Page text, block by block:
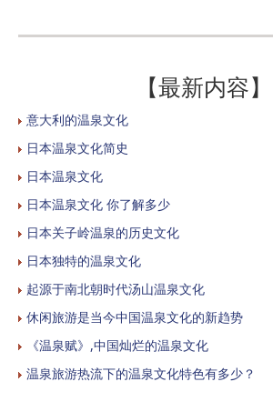
【最新内容】
意大利的温泉文化
日本温泉文化简史
日本温泉文化​
日本温泉文化 你了解多少
日本关子岭温泉的历史文化
日本独特的温泉文化
起源于南北朝时代汤山温泉文化
休闲旅游是当今中国温泉文化的新趋势
《温泉赋》,中国灿烂的温泉文化
温泉旅游热流下的温泉文化特色有多少？